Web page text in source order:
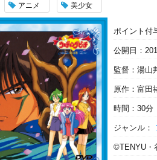
アニメ 美少女
ポイント付
公開日：
監督：湯山
原作：富田
時間：30分
ジャンル：
©TENYU・